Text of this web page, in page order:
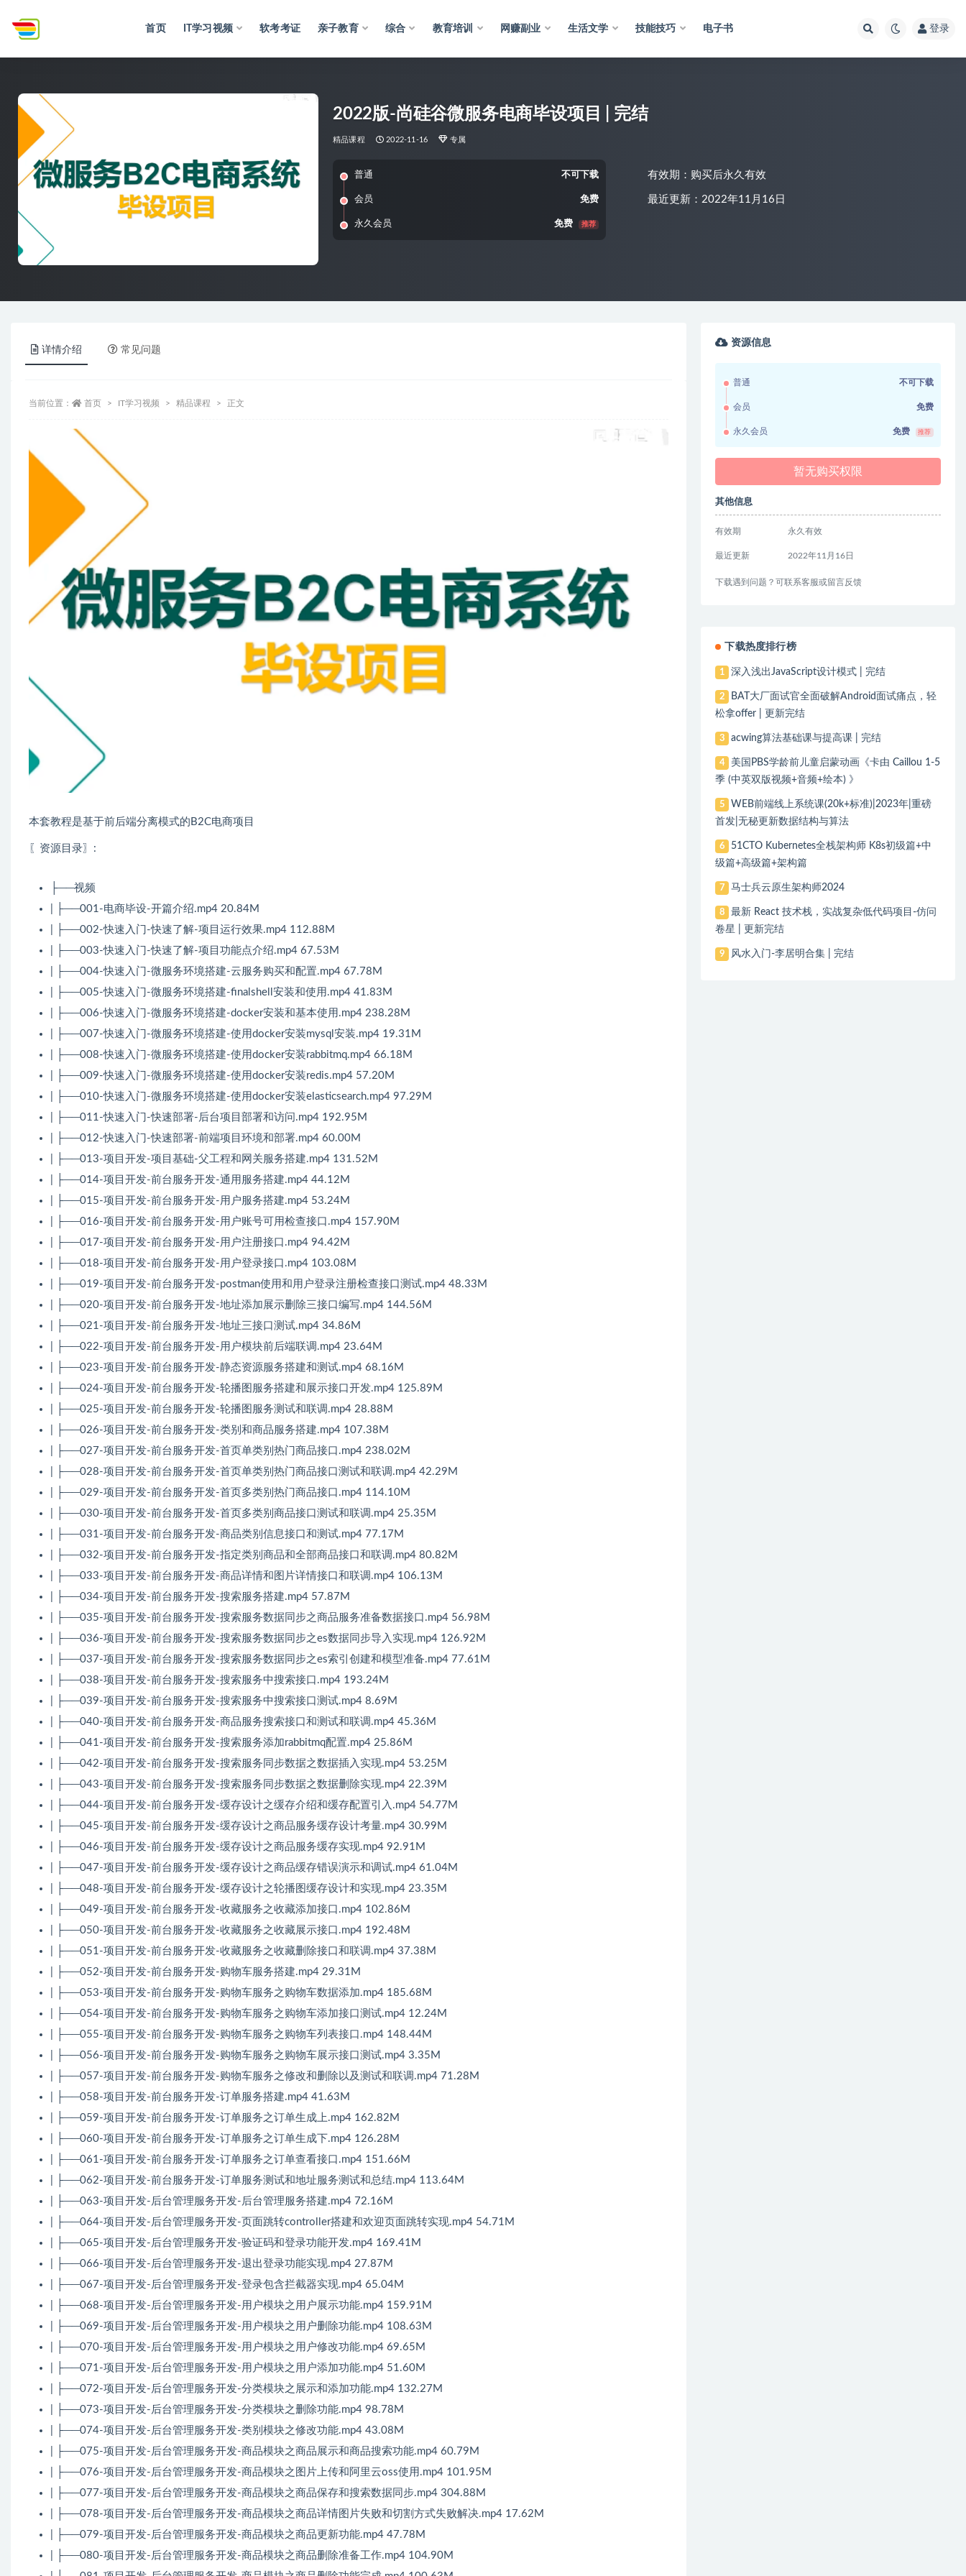
首页 IT学习视频 软考考证 亲子教育 综合 教育培训 网赚副业 生活文学 技能技巧 电子书 登录
2022版-尚硅谷微服务电商毕设项目 | 完结
精品课程 2022-11-16 专属
普通 不可下载
会员 免费
永久会员 免费 推荐
有效期：购买后永久有效
最近更新：2022年11月16日
详情介绍 常见问题
当前位置： 首页 IT学习视频 精品课程 正文
本套教程是基于前后端分离模式的B2C电商项目
〖资源目录〗:
├──视频
| ├──001-电商毕设-开篇介绍.mp4 20.84M
| ├──002-快速入门-快速了解-项目运行效果.mp4 112.88M
| ├──003-快速入门-快速了解-项目功能点介绍.mp4 67.53M
| ├──004-快速入门-微服务环境搭建-云服务购买和配置.mp4 67.78M
| ├──005-快速入门-微服务环境搭建-finalshell安装和使用.mp4 41.83M
| ├──006-快速入门-微服务环境搭建-docker安装和基本使用.mp4 238.28M
| ├──007-快速入门-微服务环境搭建-使用docker安装mysql安装.mp4 19.31M
| ├──008-快速入门-微服务环境搭建-使用docker安装rabbitmq.mp4 66.18M
| ├──009-快速入门-微服务环境搭建-使用docker安装redis.mp4 57.20M
| ├──010-快速入门-微服务环境搭建-使用docker安装elasticsearch.mp4 97.29M
| ├──011-快速入门-快速部署-后台项目部署和访问.mp4 192.95M
| ├──012-快速入门-快速部署-前端项目环境和部署.mp4 60.00M
| ├──013-项目开发-项目基础-父工程和网关服务搭建.mp4 131.52M
| ├──014-项目开发-前台服务开发-通用服务搭建.mp4 44.12M
| ├──015-项目开发-前台服务开发-用户服务搭建.mp4 53.24M
| ├──016-项目开发-前台服务开发-用户账号可用检查接口.mp4 157.90M
| ├──017-项目开发-前台服务开发-用户注册接口.mp4 94.42M
| ├──018-项目开发-前台服务开发-用户登录接口.mp4 103.08M
| ├──019-项目开发-前台服务开发-postman使用和用户登录注册检查接口测试.mp4 48.33M
| ├──020-项目开发-前台服务开发-地址添加展示删除三接口编写.mp4 144.56M
| ├──021-项目开发-前台服务开发-地址三接口测试.mp4 34.86M
| ├──022-项目开发-前台服务开发-用户模块前后端联调.mp4 23.64M
| ├──023-项目开发-前台服务开发-静态资源服务搭建和测试.mp4 68.16M
| ├──024-项目开发-前台服务开发-轮播图服务搭建和展示接口开发.mp4 125.89M
| ├──025-项目开发-前台服务开发-轮播图服务测试和联调.mp4 28.88M
| ├──026-项目开发-前台服务开发-类别和商品服务搭建.mp4 107.38M
| ├──027-项目开发-前台服务开发-首页单类别热门商品接口.mp4 238.02M
| ├──028-项目开发-前台服务开发-首页单类别热门商品接口测试和联调.mp4 42.29M
| ├──029-项目开发-前台服务开发-首页多类别热门商品接口.mp4 114.10M
| ├──030-项目开发-前台服务开发-首页多类别商品接口测试和联调.mp4 25.35M
| ├──031-项目开发-前台服务开发-商品类别信息接口和测试.mp4 77.17M
| ├──032-项目开发-前台服务开发-指定类别商品和全部商品接口和联调.mp4 80.82M
| ├──033-项目开发-前台服务开发-商品详情和图片详情接口和联调.mp4 106.13M
| ├──034-项目开发-前台服务开发-搜索服务搭建.mp4 57.87M
| ├──035-项目开发-前台服务开发-搜索服务数据同步之商品服务准备数据接口.mp4 56.98M
| ├──036-项目开发-前台服务开发-搜索服务数据同步之es数据同步导入实现.mp4 126.92M
| ├──037-项目开发-前台服务开发-搜索服务数据同步之es索引创建和模型准备.mp4 77.61M
| ├──038-项目开发-前台服务开发-搜索服务中搜索接口.mp4 193.24M
| ├──039-项目开发-前台服务开发-搜索服务中搜索接口测试.mp4 8.69M
| ├──040-项目开发-前台服务开发-商品服务搜索接口和测试和联调.mp4 45.36M
| ├──041-项目开发-前台服务开发-搜索服务添加rabbitmq配置.mp4 25.86M
| ├──042-项目开发-前台服务开发-搜索服务同步数据之数据插入实现.mp4 53.25M
| ├──043-项目开发-前台服务开发-搜索服务同步数据之数据删除实现.mp4 22.39M
| ├──044-项目开发-前台服务开发-缓存设计之缓存介绍和缓存配置引入.mp4 54.77M
| ├──045-项目开发-前台服务开发-缓存设计之商品服务缓存设计考量.mp4 30.99M
| ├──046-项目开发-前台服务开发-缓存设计之商品服务缓存实现.mp4 92.91M
| ├──047-项目开发-前台服务开发-缓存设计之商品缓存错误演示和调试.mp4 61.04M
| ├──048-项目开发-前台服务开发-缓存设计之轮播图缓存设计和实现.mp4 23.35M
| ├──049-项目开发-前台服务开发-收藏服务之收藏添加接口.mp4 102.86M
| ├──050-项目开发-前台服务开发-收藏服务之收藏展示接口.mp4 192.48M
| ├──051-项目开发-前台服务开发-收藏服务之收藏删除接口和联调.mp4 37.38M
| ├──052-项目开发-前台服务开发-购物车服务搭建.mp4 29.31M
| ├──053-项目开发-前台服务开发-购物车服务之购物车数据添加.mp4 185.68M
| ├──054-项目开发-前台服务开发-购物车服务之购物车添加接口测试.mp4 12.24M
| ├──055-项目开发-前台服务开发-购物车服务之购物车列表接口.mp4 148.44M
| ├──056-项目开发-前台服务开发-购物车服务之购物车展示接口测试.mp4 3.35M
| ├──057-项目开发-前台服务开发-购物车服务之修改和删除以及测试和联调.mp4 71.28M
| ├──058-项目开发-前台服务开发-订单服务搭建.mp4 41.63M
| ├──059-项目开发-前台服务开发-订单服务之订单生成上.mp4 162.82M
| ├──060-项目开发-前台服务开发-订单服务之订单生成下.mp4 126.28M
| ├──061-项目开发-前台服务开发-订单服务之订单查看接口.mp4 151.66M
| ├──062-项目开发-前台服务开发-订单服务测试和地址服务测试和总结.mp4 113.64M
| ├──063-项目开发-后台管理服务开发-后台管理服务搭建.mp4 72.16M
| ├──064-项目开发-后台管理服务开发-页面跳转controller搭建和欢迎页面跳转实现.mp4 54.71M
| ├──065-项目开发-后台管理服务开发-验证码和登录功能开发.mp4 169.41M
| ├──066-项目开发-后台管理服务开发-退出登录功能实现.mp4 27.87M
| ├──067-项目开发-后台管理服务开发-登录包含拦截器实现.mp4 65.04M
| ├──068-项目开发-后台管理服务开发-用户模块之用户展示功能.mp4 159.91M
| ├──069-项目开发-后台管理服务开发-用户模块之用户删除功能.mp4 108.63M
| ├──070-项目开发-后台管理服务开发-用户模块之用户修改功能.mp4 69.65M
| ├──071-项目开发-后台管理服务开发-用户模块之用户添加功能.mp4 51.60M
| ├──072-项目开发-后台管理服务开发-分类模块之展示和添加功能.mp4 132.27M
| ├──073-项目开发-后台管理服务开发-分类模块之删除功能.mp4 98.78M
| ├──074-项目开发-后台管理服务开发-类别模块之修改功能.mp4 43.08M
| ├──075-项目开发-后台管理服务开发-商品模块之商品展示和商品搜索功能.mp4 60.79M
| ├──076-项目开发-后台管理服务开发-商品模块之图片上传和阿里云oss使用.mp4 101.95M
| ├──077-项目开发-后台管理服务开发-商品模块之商品保存和搜索数据同步.mp4 304.88M
| ├──078-项目开发-后台管理服务开发-商品模块之商品详情图片失败和切割方式失败解决.mp4 17.62M
| ├──079-项目开发-后台管理服务开发-商品模块之商品更新功能.mp4 47.78M
| ├──080-项目开发-后台管理服务开发-商品模块之商品删除准备工作.mp4 104.90M
资源信息
普通 不可下载
会员 免费
永久会员 免费 推荐
暂无购买权限
其他信息
有效期 永久有效
最近更新 2022年11月16日
下载遇到问题？可联系客服或留言反馈
下载热度排行榜
1 深入浅出JavaScript设计模式 | 完结
2
BAT大厂面试官全面破解Android面试痛点，轻
松拿offer | 更新完结
3 acwing算法基础课与提高课 | 完结
4
美国PBS学龄前儿童启蒙动画《卡由 Caillou 1-5
季 (中英双版视频+音频+绘本) 》
5
WEB前端线上系统课(20k+标准)|2023年|重磅
首发|无秘更新数据结构与算法
6
51CTO Kubernetes全栈架构师 K8s初级篇+中
级篇+高级篇+架构篇
7 马士兵云原生架构师2024
8
最新 React 技术栈，实战复杂低代码项目-仿问
卷星 | 更新完结
9 风水入门-李居明合集 | 完结